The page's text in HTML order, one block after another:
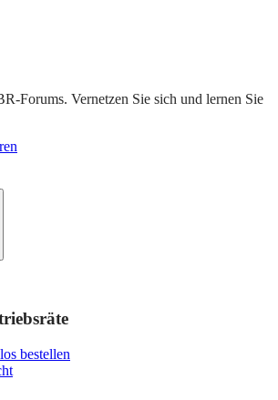
Forums. Vernetzen Sie sich und lernen Sie
bestellen